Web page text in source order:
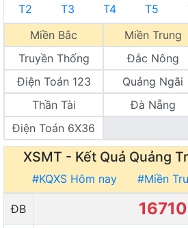
T2 T3 T4 T5
Miền Bắc
Miền Trung
Truyền Thống
Đắc Nông
Điện Toán 123
Quảng Ngãi
Thần Tài
Đà Nẵng
Điện Toán 6X36
XSMT - Kết Quả Quảng
#KQXS Hôm nay #Miền
ĐB